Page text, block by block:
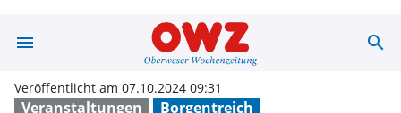
menu Spielzeugbörse
search
Veranstaltungen Borgentreich
Veröffentlicht am 07.10.2024 09:31